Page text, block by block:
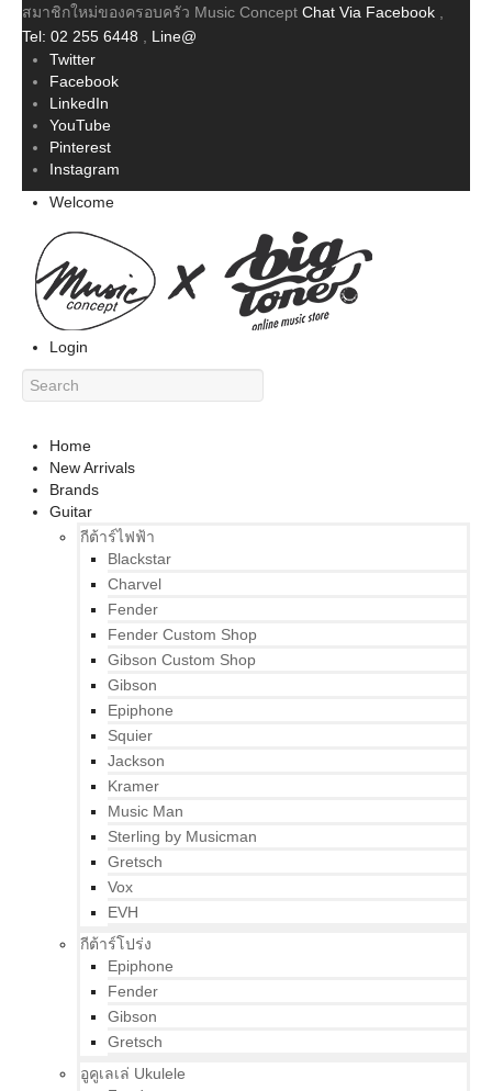
สมาชิกใหม่ของครอบครัว Music Concept Chat Via Facebook
Tel: 02 255 6448
Line@
Twitter
Facebook
LinkedIn
YouTube
Pinterest
Instagram
Welcome
Login
Home
New Arrivals
Brands
Guitar
กีต้าร์ไฟฟ้า
Blackstar
Charvel
Fender
Fender Custom Shop
Gibson Custom Shop
Gibson
Epiphone
Squier
Jackson
Kramer
Music Man
Sterling by Musicman
Gretsch
Vox
EVH
กีต้าร์โปร่ง
Epiphone
Fender
Gibson
Gretsch
อูคูเลเล่ Ukulele